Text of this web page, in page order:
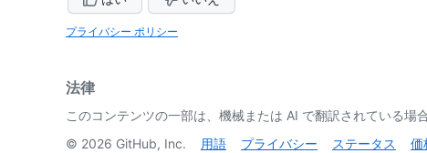
プライバシー ポリシー
法律
このコンテンツの一部は、機械または AI で翻訳されている場
© 2026 GitHub, Inc. 用語 プライバシー ステータス 価